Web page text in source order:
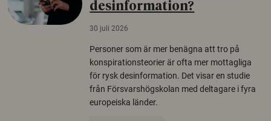
desinformation?
30 juli 2026
Personer som är mer benägna att tro på
konspirationsteorier är ofta mer mottagliga
för rysk desinformation. Det visar en studie
från Försvarshögskolan med deltagare i fyra
europeiska länder.